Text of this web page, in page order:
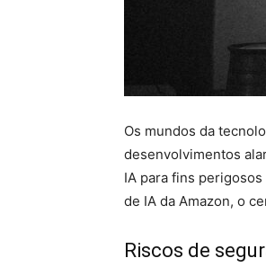
Os mundos da
desenvolvimentos
IA para fins
de IA da Amazon, o
Riscos de